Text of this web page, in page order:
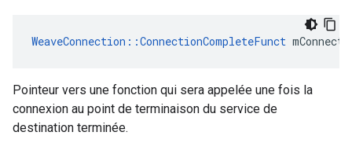
WeaveConnection::ConnectionCompleteFunct
Pointeur vers une fonction qui sera appelée une fois la
connexion au point de terminaison du service de
destination terminée.